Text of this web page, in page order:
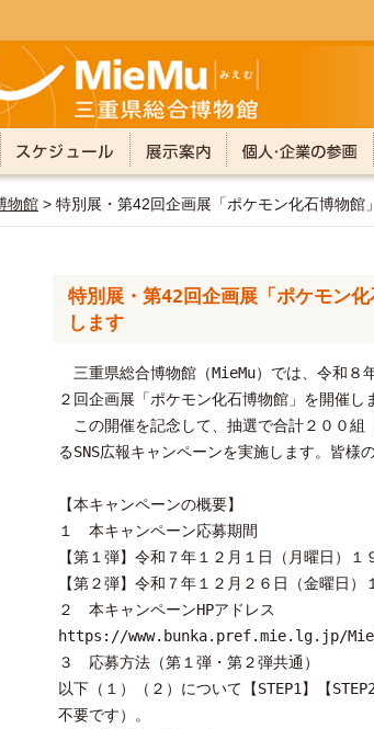
物館 > 特別展・第42回企画展「ポケモン化石博物
特別展・第42回企画展「ポケモン
します
三重県総合博物館（MieMu）では、令和８
２回企画展「ポケモン化石博物館」を開催し
この開催を記念して、抽選で合計２００組
るSNS広報キャンペーンを実施します。皆様
【本キャンペーンの概要】
１ 本キャンペーン応募期間
【第１弾】令和７年１２月１日（月曜日）
【第２弾】令和７年１２月２６日（金曜日
２ 本キャンペーンHPアドレス
https://www.bunka.pref.mie.lg.jp/
３ 応募方法（第１弾・第２弾共通）
以下（１）（２）について【STEP1】【
不要です）。